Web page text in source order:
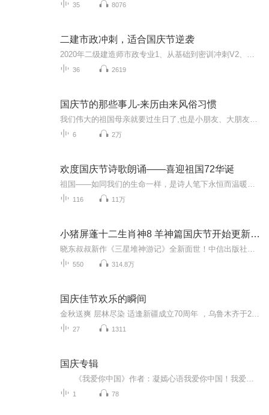
35 8076
二建市政冲刺，适合国庆节逆袭
36 2619
国庆节的那些事儿-来历由来风俗习惯
6 2万
欢度国庆节诗歌朗诵——喜迎祖国72华诞
116 11万
小猪屏蓬十二生肖神8 羊神篇国庆节开始更新啦！
550 314.8万
国庆佳节欢乐的瞬间
27 1311
国庆专辑
1 78